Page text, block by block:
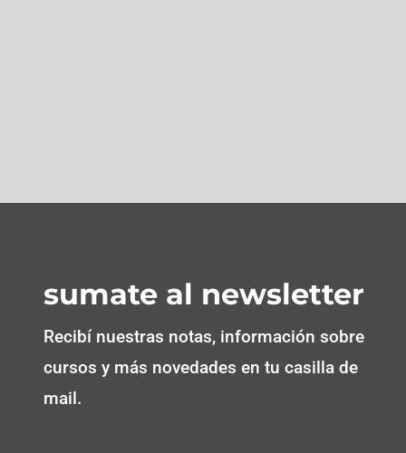
sumate al newsletter
Recibí nuestras notas, información sobre
cursos y más novedades en tu casilla de
mail.